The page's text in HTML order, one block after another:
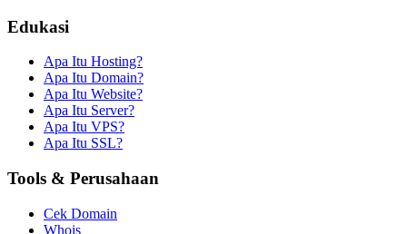
Edukasi
Apa Itu Hosting?
Apa Itu Domain?
Apa Itu Website?
Apa Itu Server?
Apa Itu VPS?
Apa Itu SSL?
Tools & Perusahaan
Cek Domain
Whois